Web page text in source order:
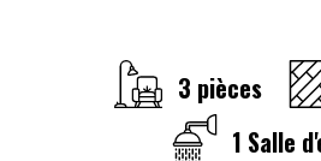
3 pièces
1 Salle